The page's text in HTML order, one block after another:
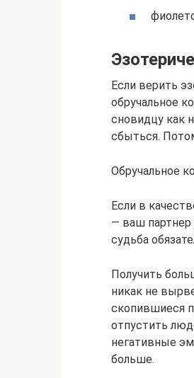
Если верить
обручальное
сновидцу как
сбыться.
Обручальное
Если в
— ваш
судьба
Получить
никак не
скопившиеся
отпустить
негативные
больше.